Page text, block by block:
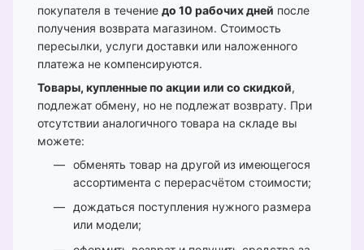
покупателя в течение до 10 рабочих дней после
получения возврата магазином. Стоимость
пересылки, услуги доставки или наложенного
платежа не компенсируются.
Товары, купленные по акции или со скидкой,
подлежат обмену, но не подлежат возврату. При
отсутствии аналогичного товара на складе вы
можете:
обменять товар на другой из имеющегося
ассортимента с перерасчётом стоимости;
дождаться поступления нужного размера
или модели;